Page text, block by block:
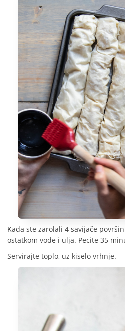
Kada ste zarolali 4 savijače
ostatkom vode i ulja. Pecite 35
Servirajte toplo, uz kiselo vrhnje.